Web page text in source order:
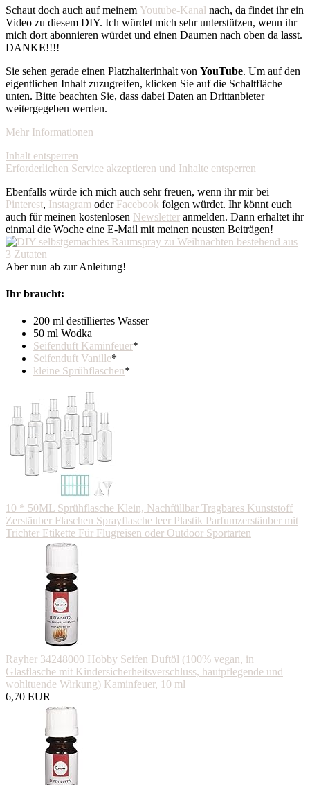
Schaut doch auch auf meinem Youtube-Kanal nach, da findet ihr ein
Video zu diesem DIY. Ich würdet mich sehr unterstützen, wenn ihr
mich dort abonnieren würdet und einen Daumen nach oben da lasst.
DANKE!!!!
Sie sehen gerade einen Platzhalterinhalt von YouTube. Um auf den
eigentlichen Inhalt zuzugreifen, klicken Sie auf die Schaltfläche
unten. Bitte beachten Sie, dass dabei Daten an Drittanbieter
weitergegeben werden.
Mehr Informationen
Inhalt entsperren
Erforderlichen Service akzeptieren und Inhalte entsperren
Ebenfalls würde ich mich auch sehr freuen, wenn ihr mir bei
Pinterest, Instagram oder Facebook folgen würdet. Ihr könnt euch
auch für meinen kostenlosen Newsletter anmelden. Dann erhaltet ihr
einmal die Woche eine E-Mail mit meinen neusten Beiträgen!
Aber nun ab zur Anleitung!
Ihr braucht:
200 ml destilliertes Wasser
50 ml Wodka
Seifenduft Kaminfeuer*
Seifenduft Vanille*
kleine Sprühflaschen*
10 * 50ML Sprühflasche Klein, Nachfüllbar Tragbares Kunststoff
Zerstäuber Flaschen Sprayflasche leer Plastik Parfumzerstäuber mit
Trichter Etikette Für Flugreisen oder Outdoor Sportarten
Rayher 34248000 Hobby Seifen Duftöl (100% vegan, in
Glasflasche mit Kindersicherheitsverschluss, hautpflegende und
wohltuende Wirkung) Kaminfeuer, 10 ml
6,70 EUR